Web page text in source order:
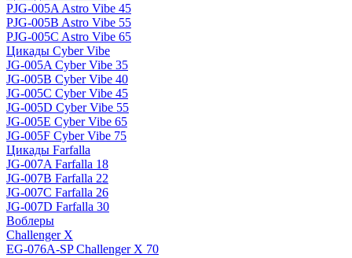
PJG-005A Astro Vibe 45
PJG-005B Astro Vibe 55
PJG-005C Astro Vibe 65
Цикады Cyber Vibe
JG-005A Cyber Vibe 35
JG-005B Cyber Vibe 40
JG-005C Cyber Vibe 45
JG-005D Cyber Vibe 55
JG-005E Cyber Vibe 65
JG-005F Cyber Vibe 75
Цикады Farfalla
JG-007A Farfalla 18
JG-007B Farfalla 22
JG-007C Farfalla 26
JG-007D Farfalla 30
Воблеры
Challenger X
EG-076A-SP Challenger X 70